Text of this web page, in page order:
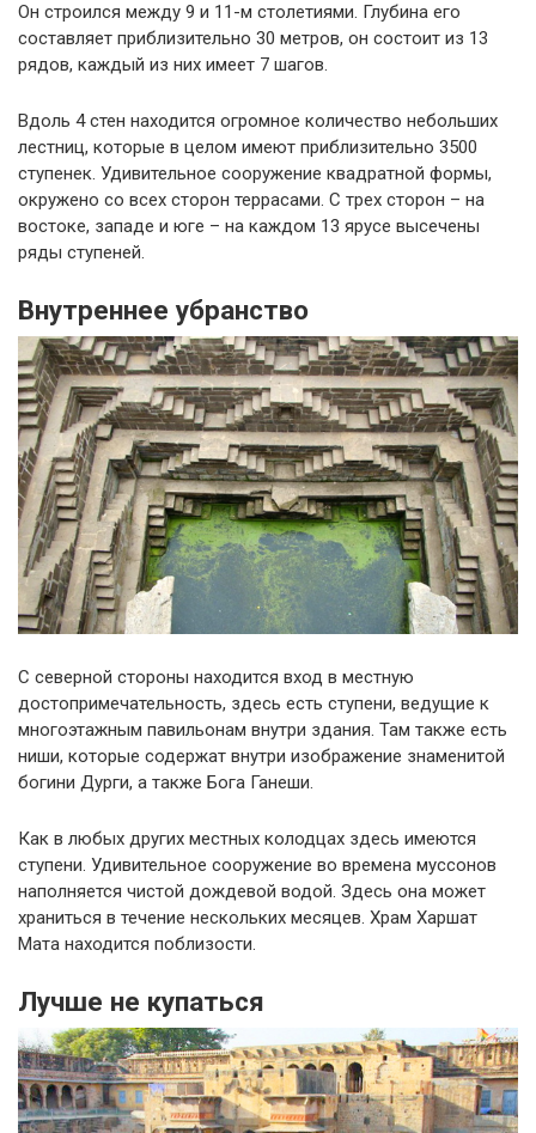
Он строился между 9 и 11-м столетиями. Глубина его
составляет приблизительно 30 метров, он состоит из 13
рядов, каждый из них имеет 7 шагов.
Вдоль 4 стен находится огромное количество небольших
лестниц, которые в целом имеют приблизительно 3500
ступенек. Удивительное сооружение квадратной формы,
окружено со всех сторон террасами. С трех сторон – на
востоке, западе и юге – на каждом 13 ярусе высечены
ряды ступеней.
Внутреннее убранство
С северной стороны находится вход в местную
достопримечательность, здесь есть ступени, ведущие к
многоэтажным павильонам внутри здания. Там также есть
ниши, которые содержат внутри изображение знаменитой
богини Дурги, а также Бога Ганеши.
Как в любых других местных колодцах здесь имеются
ступени. Удивительное сооружение во времена муссонов
наполняется чистой дождевой водой. Здесь она может
храниться в течение нескольких месяцев. Храм Харшат
Мата находится поблизости.
Лучше не купаться